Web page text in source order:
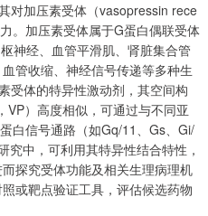
对加压素受体（vasopressin rece
。加压素受体属于G蛋白偶联受体
神经、血管平滑肌、肾脏集合管
管收缩、神经信号传递等多种生
受体的特异性激动剂，其空间构
）高度相似，可通过与不同亚
白信号通路（如Gq/11、Gs、Gi/
中，可利用其特异性结合特性，
探究受体功能及相关生理病理机
或靶点验证工具，评估候选药物